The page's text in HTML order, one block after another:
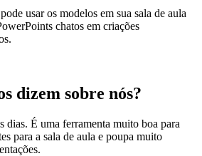
usar os modelos em sua sala de aula
chatos em criações
dizem sobre nós?
dias. É uma ferramenta muito boa para
para a sala de aula e poupa muito